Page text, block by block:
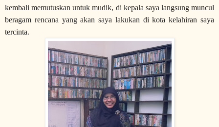
kembali memutuskan untuk mudik, di kepala saya langsung muncul
beragam rencana yang akan saya lakukan di kota kelahiran saya
tercinta.